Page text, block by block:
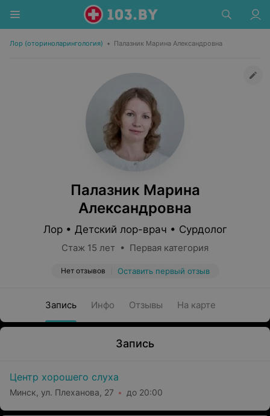
Лор (оториноларингология) • Палазник Марина Александровна
Палазник Марина
Александровна
Лор • Детский лор-врач • Сурдолог
Стаж 15 лет • Первая категория
Нет отзывов Оставить первый отзыв
Запись Инфо Отзывы На карте
Запись
Центр хорошего слуха
Минск, ул. Плеханова, 27 до 20:00